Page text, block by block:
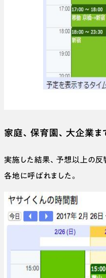
家庭、保育園、大企業ま
実施した結果、予想以上の反
各地に呼ばれました。